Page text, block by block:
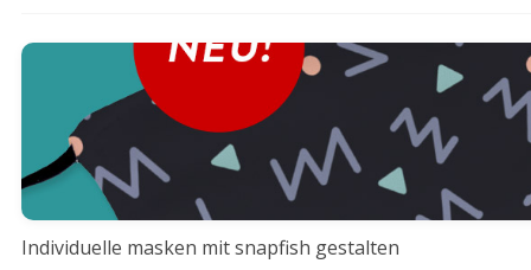
Individuelle masken mit snapfish gestalten